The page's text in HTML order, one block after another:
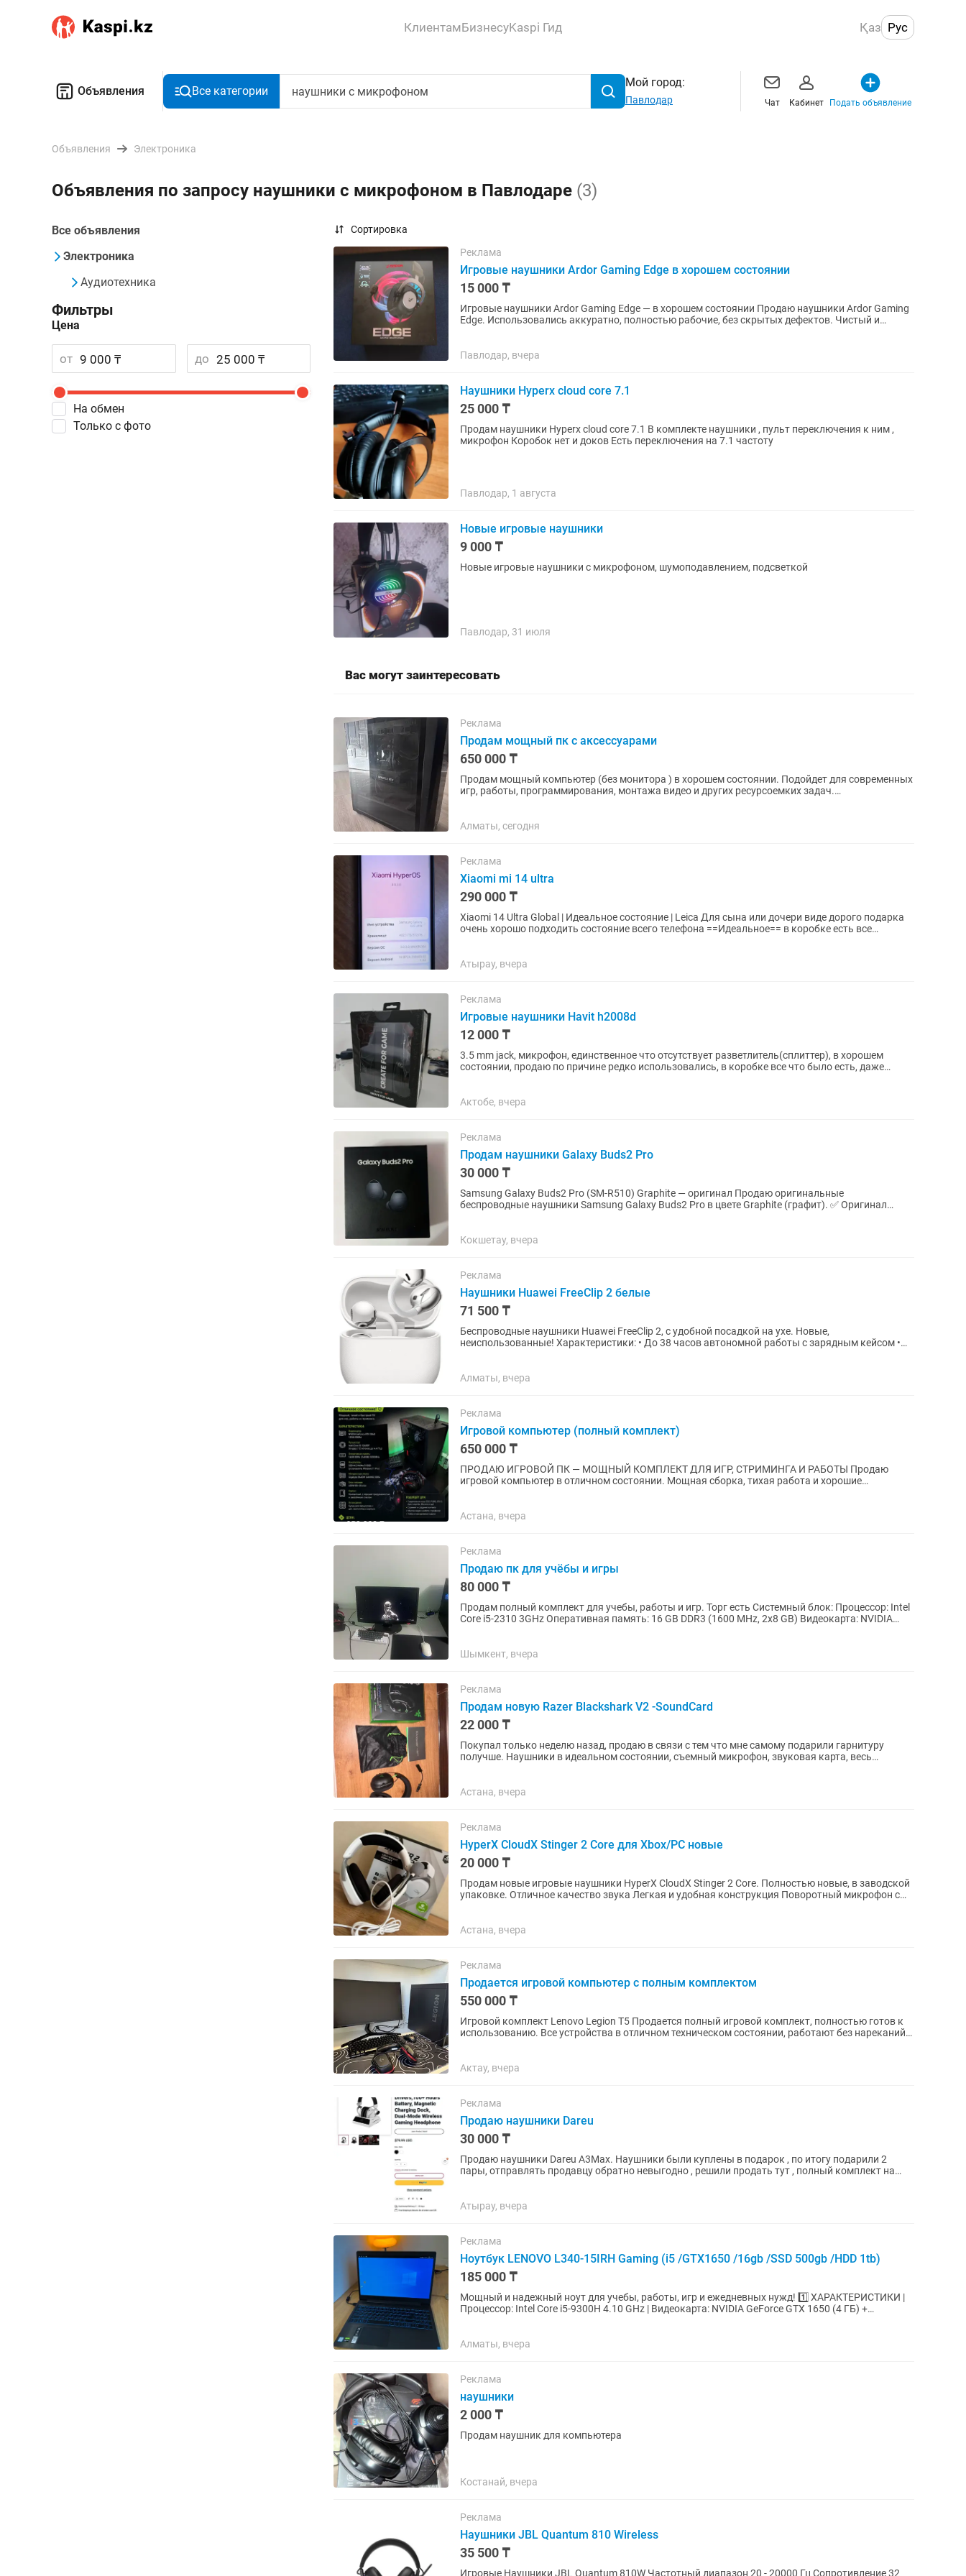
КлиентамБизнесуKaspi Гид Қаз Рус
Объявления Все категории
Мой город:
Павлодар Чат Кабинет Подать объявление
Объявления Электроника
Объявления по запросу наушники с микрофоном в Павлодаре (3)
Все объявления
Электроника
Аудиотехника
Фильтры
Цена
от до
На обмен
Только с фото
Сортировка
Реклама
Игровые наушники Ardor Gaming Edge в хорошем состоянии
15 000 ₸
Игровые наушники Ardor Gaming Edge — в хорошем состоянии Продаю наушники Ardor Gaming
Edge. Использовались аккуратно, полностью рабочие, без скрытых дефектов. Чистый и
Павлодар, вчера
Наушники Hyperx cloud core 7.1
25 000 ₸
Продам наушники Hyperx cloud core 7.1 В комплекте наушники , пульт переключения к ним ,
микрофон Коробок нет и доков Есть переключения на 7.1 частоту
Павлодар, 1 августа
Новые игровые наушники
9 000 ₸
Новые игровые наушники с микрофоном, шумоподавлением, подсветкой
Павлодар, 31 июля
Вас могут заинтересовать
Реклама
Продам мощный пк с аксессуарами
650 000 ₸
Продам мощный компьютер (без монитора ) в хорошем состоянии. Подойдет для современных
игр, работы, программирования, монтажа видео и других ресурсоемких задач.
Алматы, сегодня
Реклама
Xiaomi mi 14 ultra
290 000 ₸
Xiaomi 14 Ultra Global | Идеальное состояние | Leica Для сына или дочери виде дорого подарка
очень хорошо подходить состояние всего телефона ==Идеальное== в коробке есть все
Атырау, вчера
Реклама
Игровые наушники Havit h2008d
12 000 ₸
3.5 mm jack, микрофон, единственное что отсутствует разветлитель(сплиттер), в хорошем
состоянии, продаю по причине редко использовались, в коробке все что было есть, даже
Актобе, вчера
Реклама
Продам наушники Galaxy Buds2 Pro
30 000 ₸
Samsung Galaxy Buds2 Pro (SM-R510) Graphite — оригинал Продаю оригинальные
беспроводные наушники Samsung Galaxy Buds2 Pro в цвете Graphite (графит). ✅ Оригинал
Кокшетау, вчера
Реклама
Наушники Huawei FreeClip 2 белые
71 500 ₸
Беспроводные наушники Huawei FreeClip 2, с удобной посадкой на ухе. Новые,
неиспользованные! Характеристики: • До 38 часов автономной работы с зарядным кейсом •
Алматы, вчера
Реклама
Игровой компьютер (полный комплект)
650 000 ₸
ПРОДАЮ ИГРОВОЙ ПК — МОЩНЫЙ КОМПЛЕКТ ДЛЯ ИГР, СТРИМИНГА И РАБОТЫ Продаю
игровой компьютер в отличном состоянии. Мощная сборка, тихая работа и хорошие
Астана, вчера
Реклама
Продаю пк для учёбы и игры
80 000 ₸
Продам полный комплект для учебы, работы и игр. Торг есть Системный блок: Процессор: Intel
Core i5-2310 3GHz Оперативная память: 16 GB DDR3 (1600 MHz, 2x8 GB) Видеокарта: NVIDIA
Шымкент, вчера
Реклама
Продам новую Razer Blackshark V2 -SoundCard
22 000 ₸
Покупал только неделю назад, продаю в связи с тем что мне самому подарили гарнитуру
получше. Наушники в идеальном состоянии, съемный микрофон, звуковая карта, весь
Астана, вчера
Реклама
HyperX CloudX Stinger 2 Core для Xbox/PC новые
20 000 ₸
Продам новые игровые наушники HyperX CloudX Stinger 2 Core. Полностью новые, в заводской
упаковке. Отличное качество звука Легкая и удобная конструкция Поворотный микрофон с
Астана, вчера
Реклама
Продается игровой компьютер с полным комплектом
550 000 ₸
Игровой комплект Lenovo Legion T5 Продается полный игровой комплект, полностью готов к
использованию. Все устройства в отличном техническом состоянии, работают без нареканий.
Актау, вчера
Реклама
Продаю наушники Dareu
30 000 ₸
Продаю наушники Dareu A3Max. Наушники были куплены в подарок , по итогу подарили 2
пары, отправлять продавцу обратно невыгодно , решили продать тут , полный комплект на
Атырау, вчера
Реклама
Ноутбук LENOVO L340-15IRH Gaming (i5 /GTX1650 /16gb /SSD 500gb /HDD 1tb)
185 000 ₸
Мощный и надежный ноут для учебы, работы, игр и ежедневных нужд! 1️⃣ ХАРАКТЕРИСТИКИ |
Процессор: Intel Core i5-9300H 4.10 GHz | Видеокарта: NVIDIA GeForce GTX 1650 (4 ГБ) +
Алматы, вчера
Реклама
наушники
2 000 ₸
Продам наушник для компьютера
Костанай, вчера
Реклама
Наушники JBL Quantum 810 Wireless
35 500 ₸
Игровые Наушники JBL Quantum 810W Частотный диапазон 20 - 20000 Гц Сопротивление 32